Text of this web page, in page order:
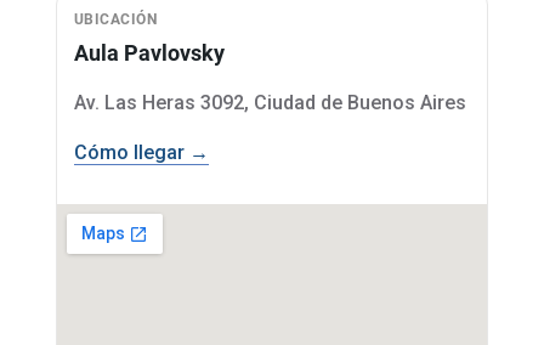
UBICACIÓN
Aula Pavlovsky
Av. Las Heras 3092, Ciudad de Buenos Aires
Cómo llegar →